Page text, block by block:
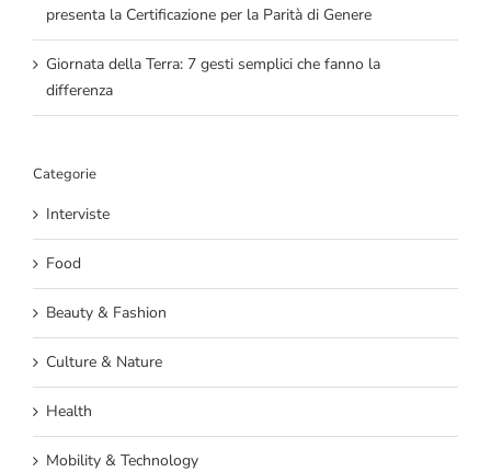
presenta la Certificazione per la Parità di Genere
Giornata della Terra: 7 gesti semplici che fanno la
differenza
Categorie
Interviste
Food
Beauty & Fashion
Culture & Nature
Health
Mobility & Technology